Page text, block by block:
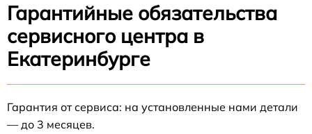
Гарантийные обязательства
сервисного центра в
Екатеринбурге
Гарантия от сервиса: на установленные нами детали
— до 3 месяцев.